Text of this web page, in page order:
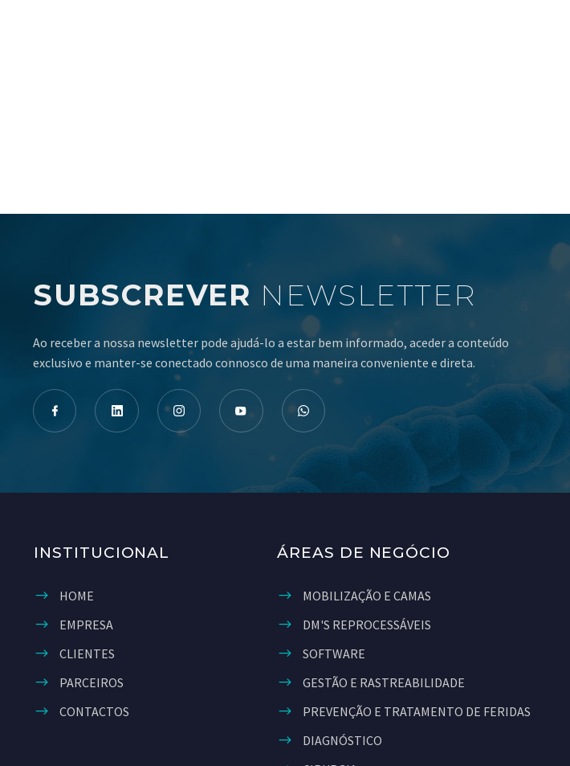
SUBSCREVER NEWSLETTER
Ao receber a nossa newsletter pode ajudá-lo a estar bem informado, aceder a conteúdo
exclusivo e manter-se conectado connosco de uma maneira conveniente e direta.
INSTITUCIONAL
HOME
EMPRESA
CLIENTES
PARCEIROS
CONTACTOS
ÁREAS DE NEGÓCIO
MOBILIZAÇÃO E CAMAS
DM'S REPROCESSÁVEIS
SOFTWARE
GESTÃO E RASTREABILIDADE
PREVENÇÃO E TRATAMENTO DE FERIDAS
DIAGNÓSTICO